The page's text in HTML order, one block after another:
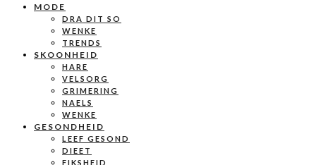
MODE
DRA DIT SO
WENKE
TRENDS
SKOONHEID
HARE
VELSORG
GRIMERING
NAELS
WENKE
GESONDHEID
LEEF GESOND
DIEET
FIKSHEID